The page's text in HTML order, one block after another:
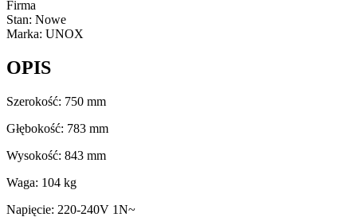
Firma
Stan: Nowe
Marka: UNOX
OPIS
Szerokość: 750 mm
Głębokość: 783 mm
Wysokość: 843 mm
Waga: 104 kg
Napięcie: 220-240V 1N~